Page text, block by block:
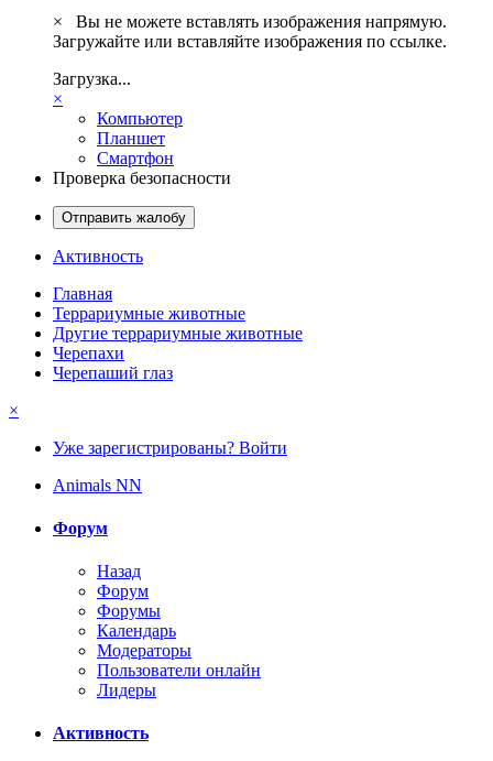
×
Вы не можете вставлять изображения напрямую.
Загружайте или вставляйте изображения по ссылке.
Загрузка...
×
Компьютер
Планшет
Смартфон
Проверка безопасности
Отправить жалобу
Активность
Главная
Террариумные животные
Другие террариумные животные
Черепахи
Черепаший глаз
×
Уже зарегистрированы? Войти
Animals NN
Форум
Назад
Форум
Форумы
Календарь
Модераторы
Пользователи онлайн
Лидеры
Активность